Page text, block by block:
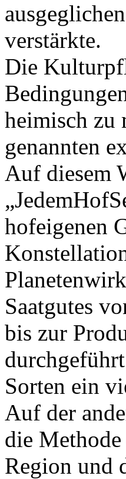
verstärkte.
Die
heimisch zu
genannten
Auf diesem
hofeigenen
Saatgutes
bis zur
Sorten ein
Auf der
die
Region und